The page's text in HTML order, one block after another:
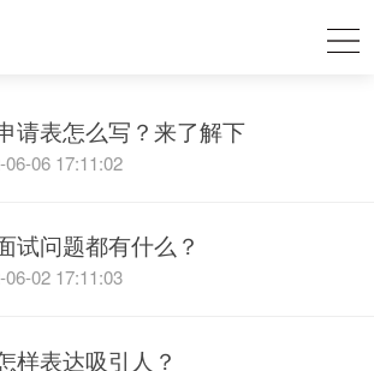
请表怎么写？来了解下
06-06 17:11:02
试问题都有什么？
06-02 17:11:03
样表达吸引人？